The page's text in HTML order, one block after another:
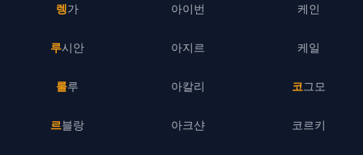
렝가
루시안
룰루
르블랑
아이번
아지르
아칼리
아크샨
케인
케일
코그모
코르키